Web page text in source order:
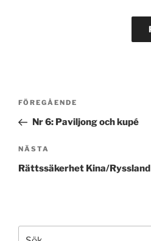
Inläggsnavigering
Föregående
inlägg
FÖREGÅENDE
Nr 6: Paviljong och kupé
Nästa
inlägg
NÄSTA
Rättssäkerhet Kina/Ryssland